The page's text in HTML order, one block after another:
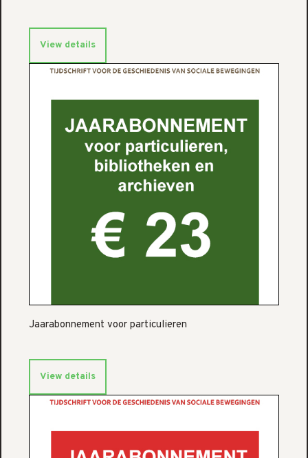
View details
Jaarabonnement voor particulieren
View details